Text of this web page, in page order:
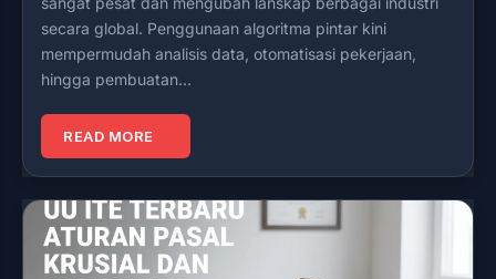
secara global. Penggunaan algoritma pintar kini
mempermudah analisis data, otomatisasi pekerjaan,
hingga pembuatan…
READ MORE